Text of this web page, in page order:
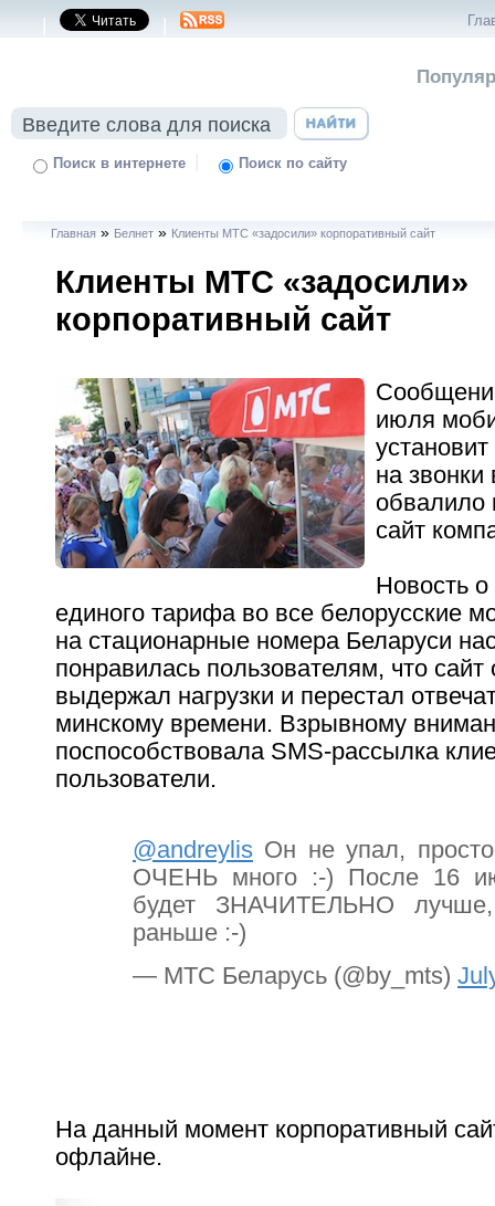
| |
Поиск в интернете | Поиск по сайту
Главная » Белнет » Клиенты МТС «задосили» корпоративный сайт
Клиенты МТС «задосили»
корпоративный сайт
июля
на звонки
обвалило
сайт
Новость
единого тарифа во все белорусские
на стационарные номера Беларуси
понравилась пользователям, что сайт
выдержал нагрузки и перестал
минскому времени. Взрывному
поспособствовала SMS-рассылка
пользователи.
@andreylis Он не упал,
ОЧЕНЬ много :-) После 16
будет ЗНАЧИТЕЛЬНО
раньше :-)
— МТС Беларусь (@by_mts)
На данный момент корпоративный
офлайне.